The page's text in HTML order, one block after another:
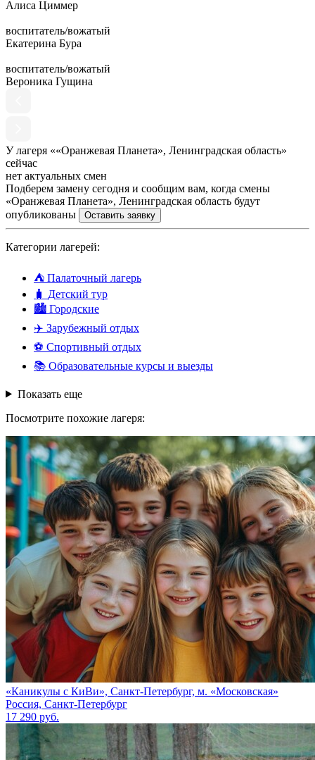
Алиса Циммер
воспитатель/вожатый
Екатерина Бура
воспитатель/вожатый
Вероника Гущина
У лагеря ««Оранжевая Планета», Ленинградская область»
сейчас
нет актуальных смен
Подберем замену сегодня и сообщим вам, когда смены
«Оранжевая Планета», Ленинградская область будут
опубликованы
Оставить заявку
Категории лагерей:
⛺ Палаточный лагерь
🧳 Детский тур
🏙️ Городские
✈️ Зарубежный отдых
⚽ Спортивный отдых
📚 Образовательные курсы и выезды
Показать еще
Посмотрите похожие лагеря:
«Каникулы с КиВи», Санкт-Петербург, м. «Московская»
Россия, Санкт-Петербург
17 290 руб.